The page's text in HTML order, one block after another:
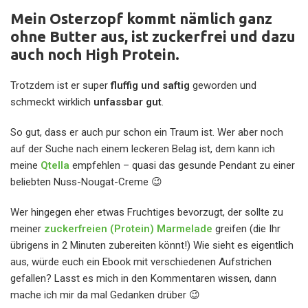
Mein Osterzopf kommt nämlich ganz
ohne Butter aus, ist zuckerfrei und dazu
auch noch High Protein.
Trotzdem ist er superfluffig und saftig geworden und
schmeckt wirklich unfassbar gut.
So gut, dass er auch pur schon ein Traum ist. Wer aber noch
auf der Suche nach einem leckeren Belag ist, dem kann ich
meine Qtella empfehlen – quasi das gesunde Pendant zu einer
beliebten Nuss-Nougat-Creme 😉
Wer hingegen eher etwas Fruchtiges bevorzugt, der sollte zu
meiner zuckerfreien (Protein) Marmelade greifen (die Ihr
übrigens in 2 Minuten zubereiten könnt!) Wie sieht es eigentlich
aus, würde euch ein Ebook mit verschiedenen Aufstrichen
gefallen? Lasst es mich in den Kommentaren wissen, dann
mache ich mir da mal Gedanken drüber 😉